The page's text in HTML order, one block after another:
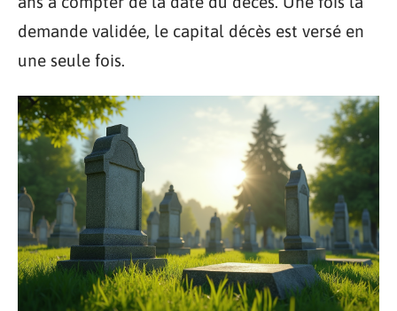
demande validée, le capital décès est versé en
une seule fois.